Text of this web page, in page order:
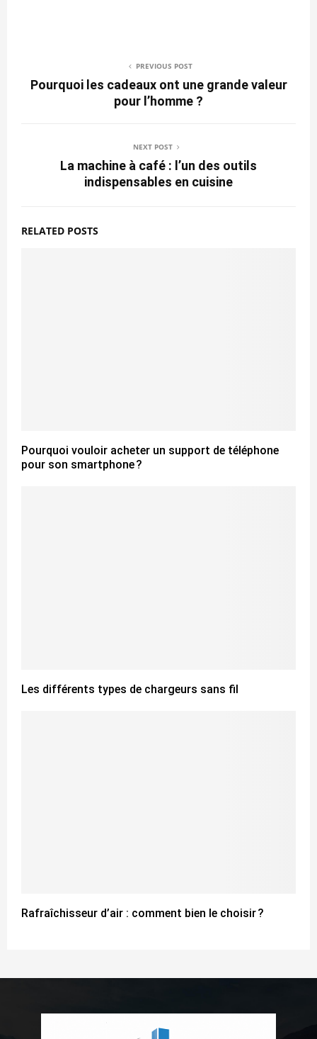
PREVIOUS POST
Pourquoi les cadeaux ont une grande valeur
pour l’homme ?
NEXT POST
La machine à café : l’un des outils
indispensables en cuisine
RELATED POSTS
Pourquoi vouloir acheter un support de téléphone
pour son smartphone ?
Les différents types de chargeurs sans fil
Rafraîchisseur d’air : comment bien le choisir ?